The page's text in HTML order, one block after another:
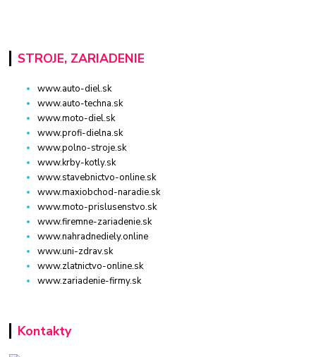
STROJE, ZARIADENIE
www.auto-diel.sk
www.auto-techna.sk
www.moto-diel.sk
www.profi-dielna.sk
www.polno-stroje.sk
www.krby-kotly.sk
www.stavebnictvo-online.sk
www.maxiobchod-naradie.sk
www.moto-prislusenstvo.sk
www.firemne-zariadenie.sk
www.nahradnediely.online
www.uni-zdrav.sk
www.zlatnictvo-online.sk
www.zariadenie-firmy.sk
Kontakty